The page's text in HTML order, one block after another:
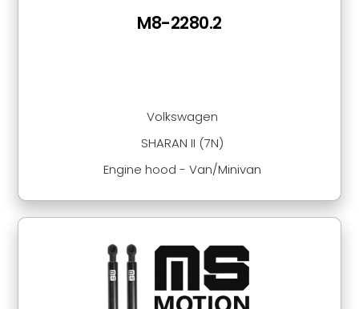
Volkswagen
SHARAN II (7N)
Engine hood - Van/Minivan
M8-2280.2